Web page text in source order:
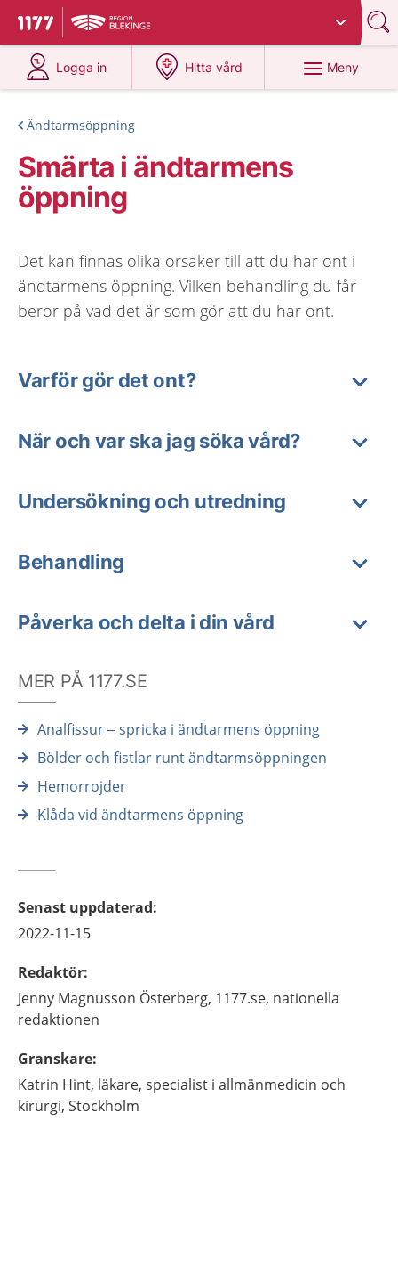
Till startsidan för 1177
Du har valt region
Logga in
på 1177.se
Hitta vård
på 1177.se
Meny
Ändtarmsöppning
Smärta i ändtarmens
öppning
Det kan finnas olika orsaker till att du har ont i
ändtarmens öppning. Vilken behandling du får
beror på vad det är som gör att du har ont.
Varför gör det ont?
När och var ska jag söka vård?
Undersökning och utredning
Behandling
Påverka och delta i din vård
MER PÅ 1177.SE
Analfissur – spricka i ändtarmens öppning
Bölder och fistlar runt ändtarmsöppningen
Hemorrojder
Klåda vid ändtarmens öppning
Senast uppdaterad:
2022-11-15
Redaktör:
Jenny Magnusson Österberg, 1177.se, nationella
redaktionen
Granskare:
Katrin Hint, läkare, specialist i allmänmedicin och
kirurgi, Stockholm